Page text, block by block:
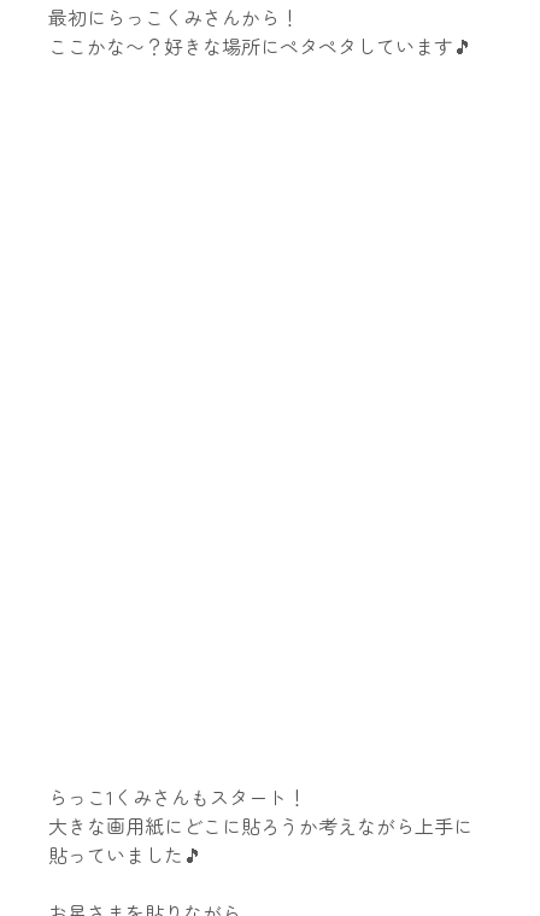
最初にらっこくみさんから！
ここかな〜？好きな場所にペタペタしています🎵
らっこ1くみさんもスタート！
大きな画用紙にどこに貼ろうか考えながら上手に
貼っていました🎵